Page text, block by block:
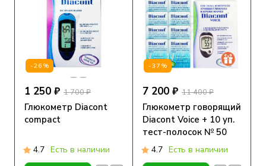
-26%
1 250 ₽ 1 700 ₽
Глюкометр Diacont
compact
4.7 Есть в наличии
-37%
7 200 ₽ 11 400 ₽
Глюкометр говорящий
Diacont Voice + 10 уп.
тест-полосок № 50
4.7 Есть в наличии